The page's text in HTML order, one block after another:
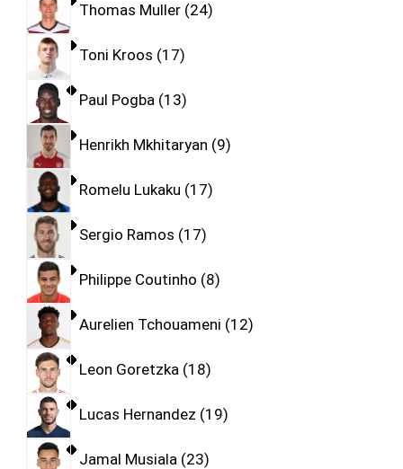
Thomas Muller 24
Toni Kroos 17
Paul Pogba 13
Henrikh Mkhitaryan 9
Romelu Lukaku 17
Sergio Ramos 17
Philippe Coutinho 8
Aurelien Tchouameni 12
Leon Goretzka 18
Lucas Hernandez 19
Jamal Musiala 23